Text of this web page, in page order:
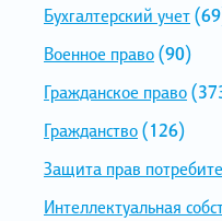
Бухгалтерский учет
Военное право(90)
Гражданское право
Гражданство(126)
Защита прав
Интеллектуальная